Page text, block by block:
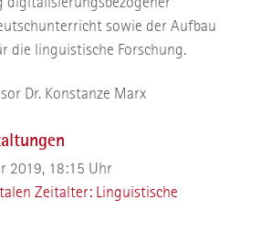
sowie der Aufbau
die linguistische Forschung.
Dr. Konstanze Marx
2019, 18:15 Uhr
Zeitalter: Linguistische